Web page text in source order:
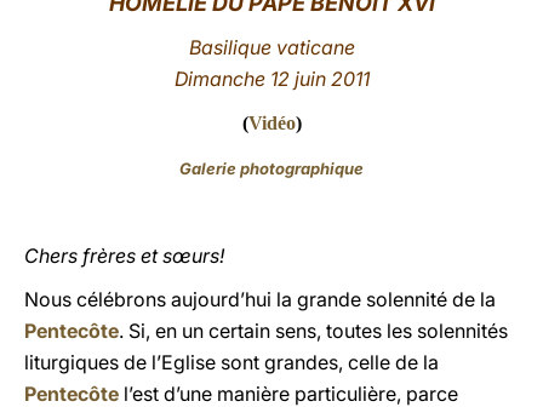
Basilique vaticane
Dimanche 12 juin 2011
(Vidéo)
Galerie photographique
Chers frères et sœurs!
Nous célébrons aujourd’hui la grande solennité de la
Pentecôte. Si, en un certain sens, toutes les solennités
liturgiques de l’Eglise sont grandes, celle de la
Pentecôte l’est d’une manière particulière, parce